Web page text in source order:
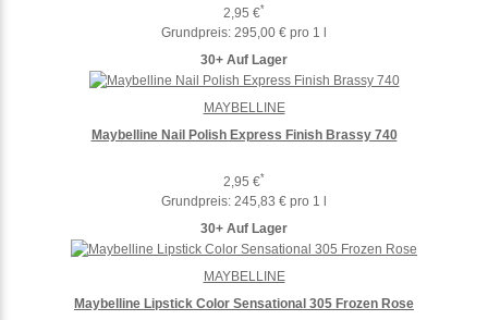
2,95 €*
Grundpreis: 295,00 € pro 1 l
30+ Auf Lager
Maybelline Nail Polish Express Finish Brassy 740
2,95 €*
Grundpreis: 245,83 € pro 1 l
30+ Auf Lager
MAYBELLINE
Maybelline Lipstick Color Sensational 305 Frozen Rose
MAYBELLINE